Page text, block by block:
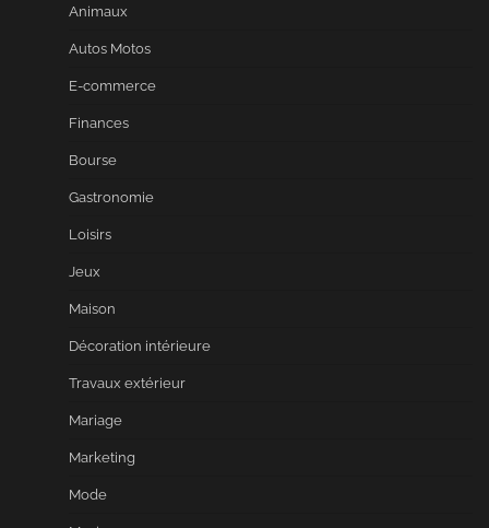
Animaux
Autos Motos
E-commerce
Finances
Bourse
Gastronomie
Loisirs
Jeux
Maison
Décoration intérieure
Travaux extérieur
Mariage
Marketing
Mode